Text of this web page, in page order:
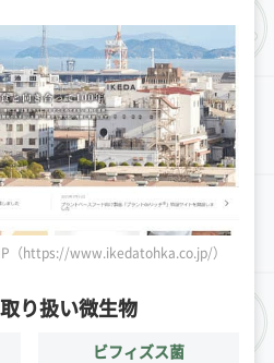
（https://www.ikedatohka.co.jp/）
り扱い微生物
ビフィズス菌